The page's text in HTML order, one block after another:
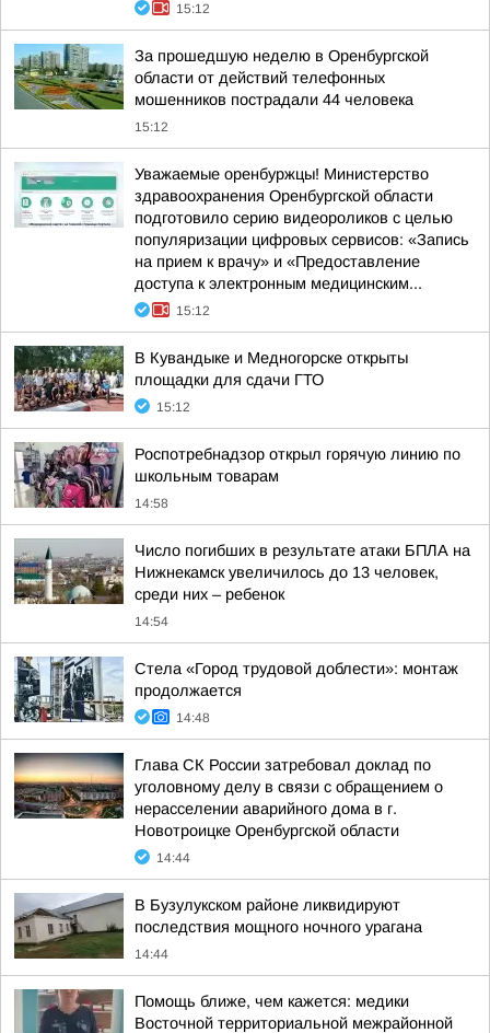
15:12
За прошедшую неделю в Оренбургской
области от действий телефонных
мошенников пострадали 44 человека
15:12
Уважаемые оренбуржцы! Министерство
здравоохранения Оренбургской области
подготовило серию видеороликов с целью
популяризации цифровых сервисов: «Запись
на прием к врачу» и «Предоставление
доступа к электронным медицинским...
15:12
В Кувандыке и Медногорске открыты
площадки для сдачи ГТО
15:12
Роспотребнадзор открыл горячую линию по
школьным товарам
14:58
Число погибших в результате атаки БПЛА на
Нижнекамск увеличилось до 13 человек,
среди них – ребенок
14:54
Стела «Город трудовой доблести»: монтаж
продолжается
14:48
Глава СК России затребовал доклад по
уголовному делу в связи с обращением о
нерасселении аварийного дома в г.
Новотроицке Оренбургской области
14:44
В Бузулукском районе ликвидируют
последствия мощного ночного урагана
14:44
Помощь ближе, чем кажется: медики
Восточной территориальной межрайонной